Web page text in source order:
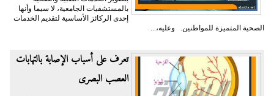
بالمستشفيات الجامعية، لا سيما وأنها
إحدى الركائز الأساسية لتقديم الخدمات
الصحية المتميزة للمواطنين. وعليه،...
تعرف على أسباب الإصابة بالتهابات
العصب البصرى